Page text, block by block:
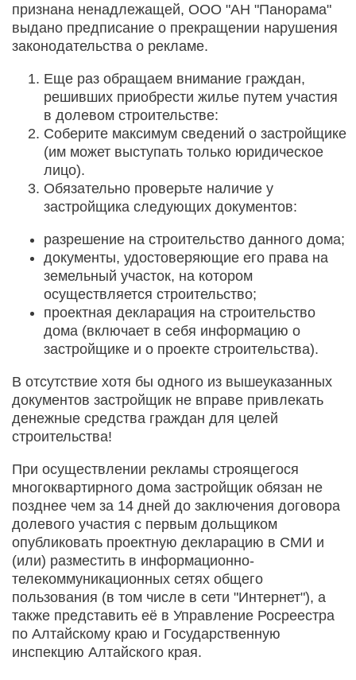
признана ненадлежащей, ООО "АН "Панорама"
выдано предписание о прекращении нарушения
законодательства о рекламе.
Еще раз обращаем внимание граждан,
решивших приобрести жилье путем участия
в долевом строительстве:
Соберите максимум сведений о застройщике
(им может выступать только юридическое
лицо).
Обязательно проверьте наличие у
застройщика следующих документов:
разрешение на строительство данного дома;
документы, удостоверяющие его права на
земельный участок, на котором
осуществляется строительство;
проектная декларация на строительство
дома (включает в себя информацию о
застройщике и о проекте строительства).
В отсутствие хотя бы одного из вышеуказанных
документов застройщик не вправе привлекать
денежные средства граждан для целей
строительства!
При осуществлении рекламы строящегося
многоквартирного дома застройщик обязан не
позднее чем за 14 дней до заключения договора
долевого участия с первым дольщиком
опубликовать проектную декларацию в СМИ и
(или) разместить в информационно-
телекоммуникационных сетях общего
пользования (в том числе в сети "Интернет"), а
также представить её в Управление Росреестра
по Алтайскому краю и Государственную
инспекцию Алтайского края.